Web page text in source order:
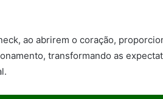
ao abrirem o coração,
transformando as